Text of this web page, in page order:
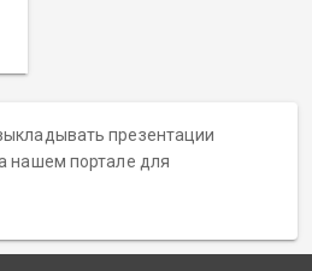
презентации
нашем портале для